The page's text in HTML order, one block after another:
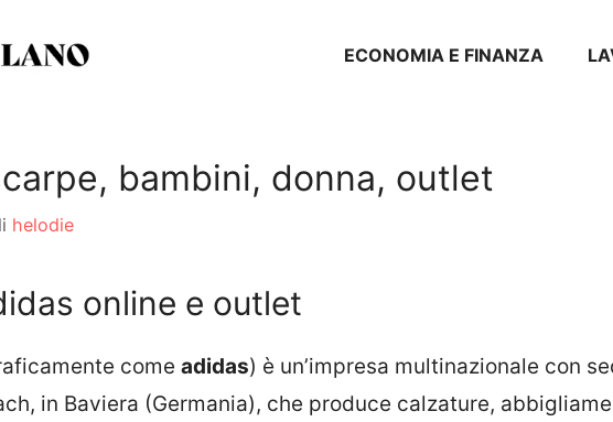
ECONOMIA E FINANZA
bambini, donna, outlet
helodie
online e outlet
come adidas) è un’impresa multinazionale con
in Baviera (Germania), che produce calzature,